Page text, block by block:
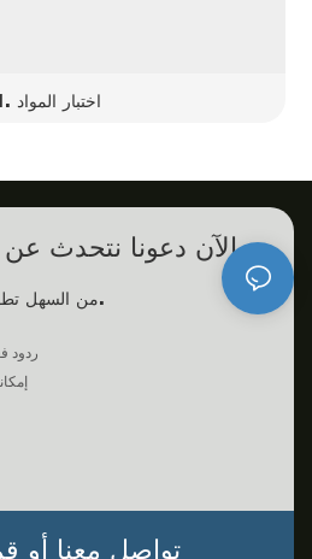
01. اختبار المواد
الآن دعونا نتحدث عن المنتج الذي تريده.
من السهل تطوير منتج جديد هنا في سانبيا.
ردود
تواصل معنا أو قم